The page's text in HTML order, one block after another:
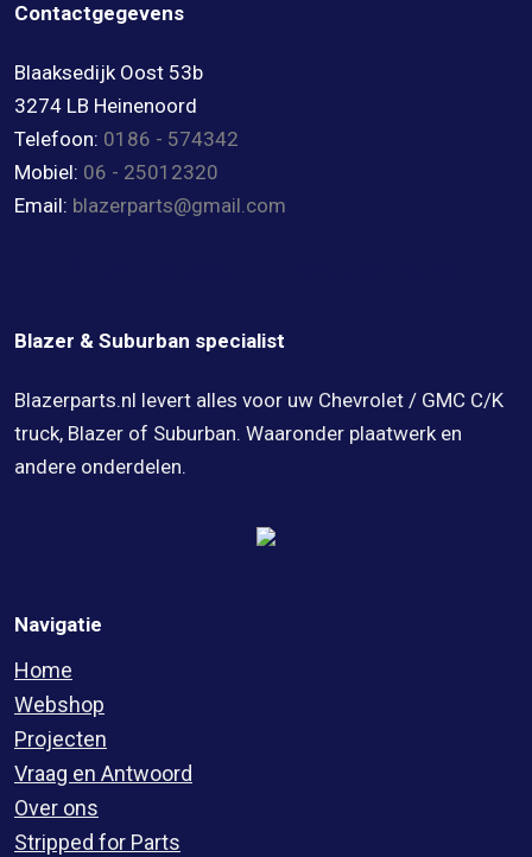
Contactgegevens
Blaaksedijk Oost 53b
3274 LB Heinenoord
Telefoon: 0186 - 574342
Mobiel: 06 - 25012320
Email: blazerparts@gmail.com
Blazer & Suburban specialist
Blazerparts.nl levert alles voor uw Chevrolet / GMC C/K
truck, Blazer of Suburban. Waaronder plaatwerk en
andere onderdelen.
Navigatie
Home
Webshop
Projecten
Vraag en Antwoord
Over ons
Stripped for Parts